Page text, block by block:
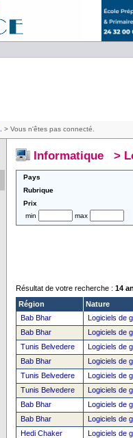
> Vous n'êtes pas connecté.
Informatique >
Pays
Rubrique
Prix
min
max
Résultat de votre recherche : 14
Région
Nature
Bab Bhar
Logiciels de
Bab Bhar
Logiciels de
Tunis Belvedere
Logiciels de
Bab Bhar
Logiciels de
Tunis Belvedere
Logiciels de
Tunis Belvedere
Logiciels de
Bab Bhar
Logiciels de
Bab Bhar
Logiciels de
Hedi Chaker
Logiciels de